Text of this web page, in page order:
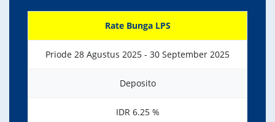
Rate Bunga LPS
Priode 28 Agustus 2025 - 30 September 2025
Deposito
IDR 6.25 %